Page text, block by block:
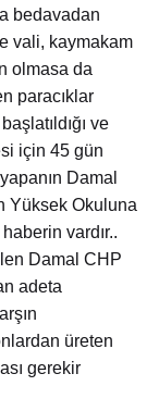
bedavadan
vali, kaymakam
olmasa da
paracıklar
ve
için 45 gün
Damal
Yüksek Okuluna
vardır..
Damal CHP
adeta
üreten
gerekir